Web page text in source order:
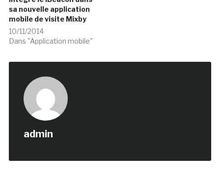
sa nouvelle application
mobile de visite Mixby
10/11/2014
Dans "Application mobile"
admin